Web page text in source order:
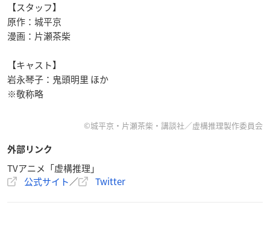
【スタッフ】
原作：城平京
漫画：片瀬茶柴
【キャスト】
岩永琴子：鬼頭明里 ほか
※敬称略
©城平京・片瀬茶柴・講談社／虚構推理製作委員会
外部リンク
TVアニメ「虚構推理」
公式サイト／ Twitter